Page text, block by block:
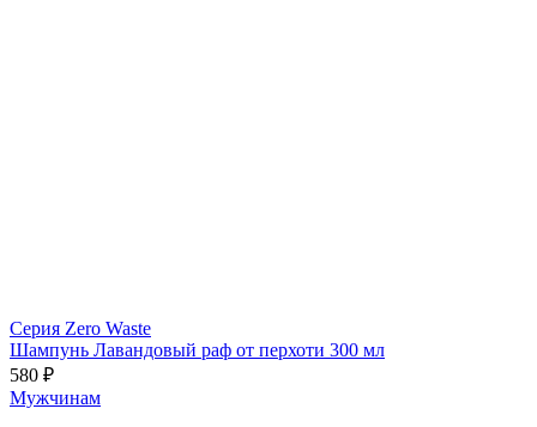
Серия Zero Waste
Шампунь Лавандовый раф от перхоти 300 мл
580 ₽
Мужчинам